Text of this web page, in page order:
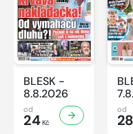
BLESK -
8.8.2026
od
24Kč
od
28